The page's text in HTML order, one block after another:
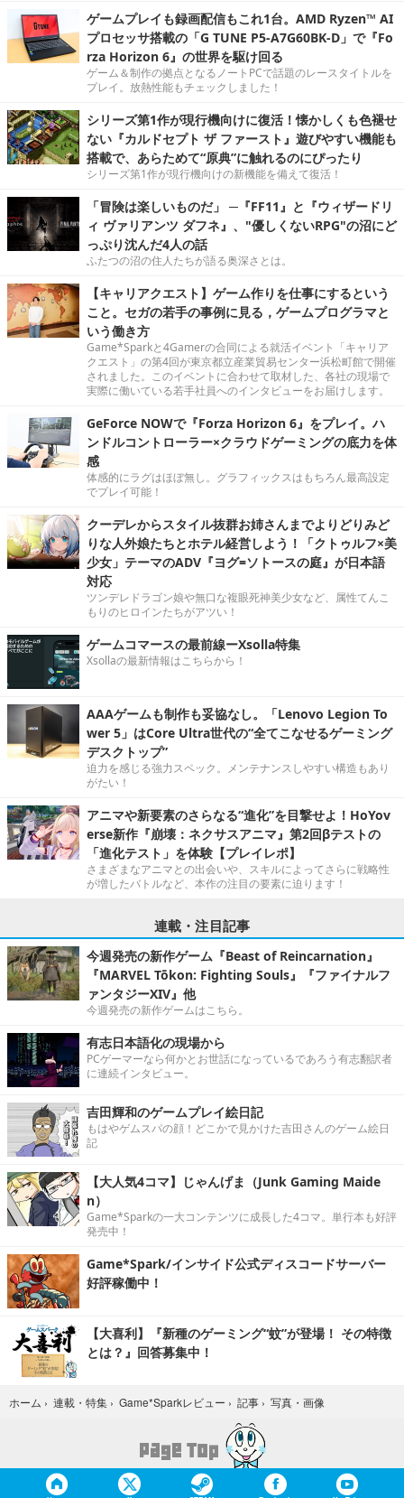
ゲームプレイも録画配信もこれ1台。AMD Ryzen™ AI
プロセッサ搭載の「G TUNE P5-A7G60BK-D」で『Fo
rza Horizon 6』の世界を駆け回る
ゲーム＆制作の拠点となるノートPCで話題のレースタイトルを
プレイ。放熱性能もチェックしました！
シリーズ第1作が現行機向けに復活！懐かしくも色褪せ
ない『カルドセプト ザ ファースト』遊びやすい機能も
搭載で、あらためて“原典”に触れるのにぴったり
シリーズ第1作が現行機向けの新機能を備えて復活！
「冒険は楽しいものだ」 ─『FF11』と『ウィザードリ
ィ ヴァリアンツ ダフネ』、"優しくないRPG"の沼にど
っぷり沈んだ4人の話
ふたつの沼の住人たちが語る奥深さとは。
【キャリアクエスト】ゲーム作りを仕事にするという
こと。セガの若手の事例に見る，ゲームプログラマと
いう働き方
Game*Sparkと4Gamerの合同による就活イベント「キャリア
クエスト」の第4回が東京都立産業貿易センター浜松町館で開催
されました。このイベントに合わせて取材した、各社の現場で
実際に働いている若手社員へのインタビューをお届けします。
GeForce NOWで『Forza Horizon 6』をプレイ。ハ
ンドルコントローラー×クラウドゲーミングの底力を体
感
体感的にラグはほぼ無し。グラフィックスはもちろん最高設定
でプレイ可能！
クーデレからスタイル抜群お姉さんまでよりどりみど
りな人外娘たちとホテル経営しよう！「クトゥルフ×美
少女」テーマのADV『ヨグ=ソトースの庭』が日本語
対応
ツンデレドラゴン娘や無口な複眼死神美少女など、属性てんこ
もりのヒロインたちがアツい！
ゲームコマースの最前線ーXsolla特集
Xsollaの最新情報はこちらから！
AAAゲームも制作も妥協なし。「Lenovo Legion To
wer 5」はCore Ultra世代の“全てこなせるゲーミング
デスクトップ”
迫力を感じる強力スペック。メンテナンスしやすい構造もあり
がたい！
アニマや新要素のさらなる“進化”を目撃せよ！HoYov
erse新作『崩壊：ネクサスアニマ』第2回βテストの
「進化テスト」を体験【プレイレポ】
さまざまなアニマとの出会いや、スキルによってさらに戦略性
が増したバトルなど、本作の注目の要素に迫ります！
連載・注目記事
今週発売の新作ゲーム『Beast of Reincarnation』
『MARVEL Tōkon: Fighting Souls』『ファイナルフ
ァンタジーXIV』他
今週発売の新作ゲームはこちら。
有志日本語化の現場から
PCゲーマーなら何かとお世話になっているであろう有志翻訳者
に連続インタビュー。
吉田輝和のゲームプレイ絵日記
もはやゲムスパの顔！どこかで見かけた吉田さんのゲーム絵日
記
【大人気4コマ】じゃんげま（Junk Gaming Maide
n）
Game*Sparkの一大コンテンツに成長した4コマ。単行本も好評
発売中！
Game*Spark/インサイド公式ディスコードサーバー
好評稼働中！
【大喜利】『新種のゲーミング“蚊”が登場！ その特徴
とは？』回答募集中！
ホーム › 連載・特集 › Game*Sparkレビュー › 記事 › 写真・画像